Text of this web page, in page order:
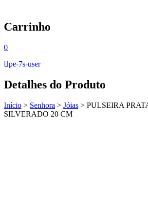
Carrinho
0
pe-7s-user
Detalhes do Produto
Início > Senhora > Jóias > PULSEIRA
SILVERADO 20 CM